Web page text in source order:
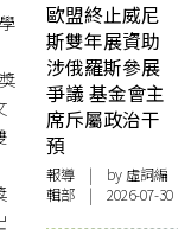
歐盟終止威尼
斯雙年展資助
涉俄羅斯參展
爭議 基金會主
席斥屬政治干
預
報導 | by 虛詞編
輯部 | 2026-07-30